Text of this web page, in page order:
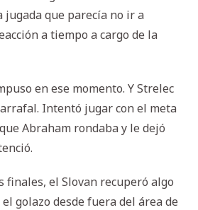
jugada que parecía no ir a
a tiempo a cargo de la
en ese momento. Y Strelec
Intentó jugar con el meta
Abraham rondaba y le dejó
finales, el Slovan recuperó algo
golazo desde fuera del área de